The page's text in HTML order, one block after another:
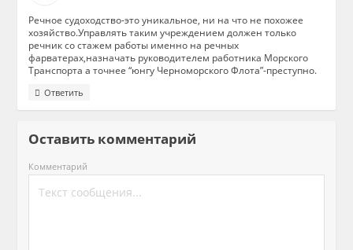
Речное судоходство-это уникальное, ни на что не похожее
хозяйство.Управлять таким учреждением должен только
речник со стажем работы именно на речных
фарватерах,назначать руководителем работника Морского
Транспорта а точнее “юнгу Черноморского Флота”-преступно.
Ответить
Оставить комментарий
Комментарий